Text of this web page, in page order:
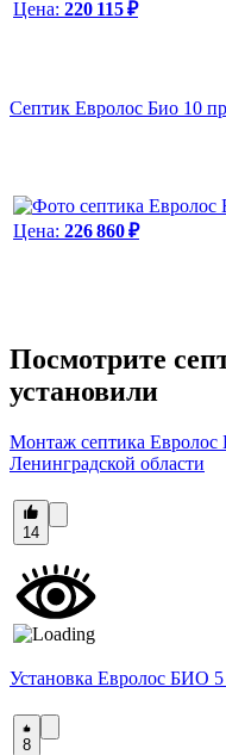
Цена: 220 115 ₽
Септик Евролос Био 10 пр
Цена: 226 860 ₽
Посмотрите
установили
Монтаж септика
Ленинградской области
14
Установка Евролос БИО
8